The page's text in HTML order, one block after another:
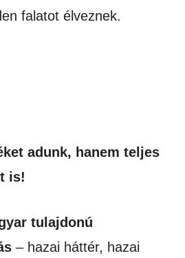
falatot élveznek.
adunk, hanem teljes
is!
tulajdonú
– hazai háttér, hazai